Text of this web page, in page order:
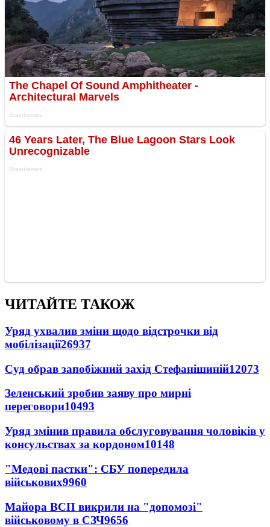
ЧИТАЙТЕ ТАКОЖ
Уряд ухвалив зміни щодо відстрочки від
мобілізації26937
Суд обрав запобіжний захід Стефанішиній12073
Зеленський зробив заяву про мирні
переговори10493
Уряд змінив правила обслуговування чоловіків у
консульствах за кордоном10148
"Медові пастки": СБУ попередила
військових9960
Майора ВСП викрили на "допомозі"
військовому в СЗЧ9656